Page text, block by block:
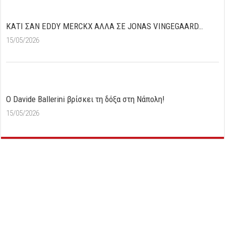
ΚΑΤΙ ΣΑΝ EDDY MERCKX ΑΛΛΑ ΣΕ JONAS VINGEGAARD…
15/05/2026
O Davide Ballerini βρίσκει τη δόξα στη Νάπολη!
15/05/2026